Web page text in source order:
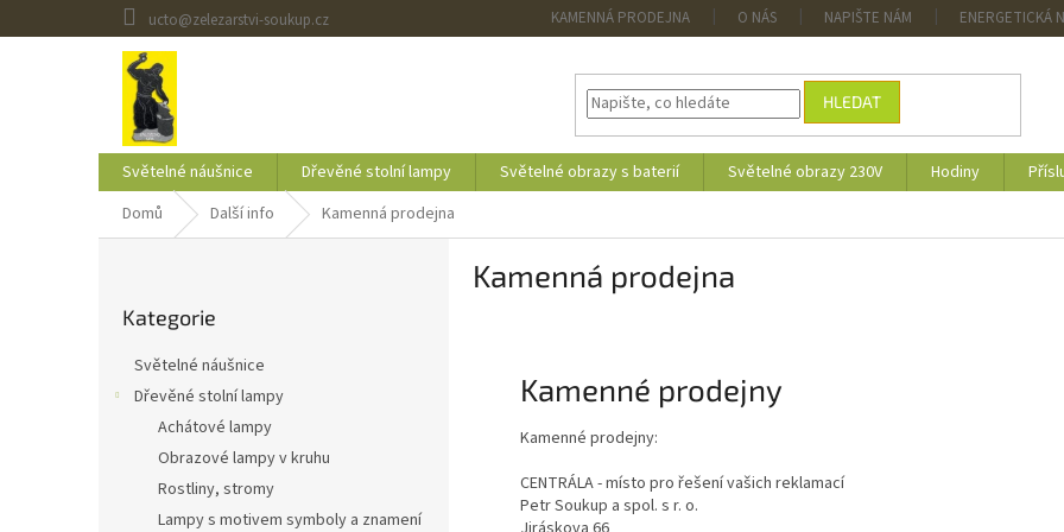
na
ucto@zelezarstvi-soukup.cz KAMENNÁ PRODEJNA O NÁS NAPIŠTE NÁM ENERGETICKÁ
HLEDAT
Světelné náušnice Dřevěné stolní lampy Světelné obrazy s baterií Světelné obrazy 230V Hodiny
Domů
Další info Kamenná prodejna
kategorie
Kategorie
Světelné náušnice
Dřevěné stolní lampy
Achátové lampy
Obrazové lampy v kruhu
Rostliny, stromy
Lampy s motivem symboly a znamení
Kamenná prodejna
Kamenné prodejny
Kamenné prodejny:
CENTRÁLA - místo pro řešení vašich reklamací
Petr Soukup a spol. s r. o.